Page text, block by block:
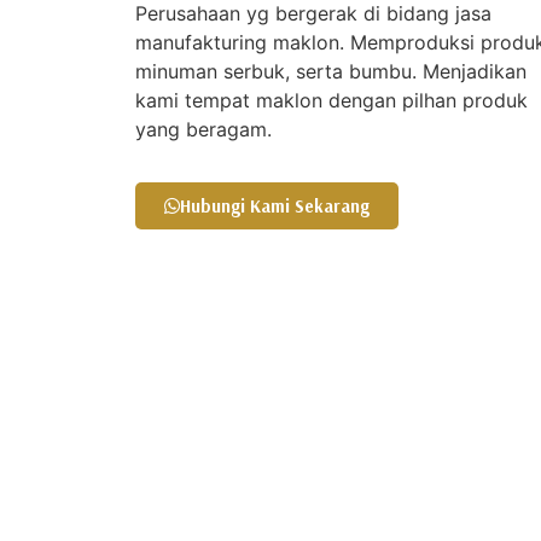
Perusahaan yg bergerak di bidang jasa
manufakturing maklon. Memproduksi
minuman serbuk, serta bumbu. Menjadikan
kami tempat maklon dengan pilhan produk
yang beragam.
Hubungi Kami Sekarang